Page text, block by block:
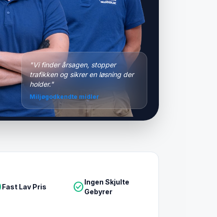
"Vi finder årsagen, stopper
trafikken og sikrer en løsning der
holder."
Miljøgodkendte midler
Fast Lav Pris check_circleIngen Skjulte
Gebyrer